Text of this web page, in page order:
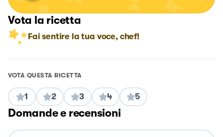
Vota la ricetta
Fai sentire la tua voce, chef!
VOTA QUESTA RICETTA
1 2 3 4 5
Domande e recensioni